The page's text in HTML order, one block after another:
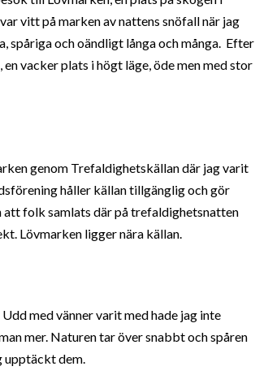
vitt på marken av nattens snöfall när jag
spåriga och oändligt långa och många. Efter
vacker plats i högt läge, öde men med stor
genom Trefaldighetskällan där jag varit
håller källan tillgänglig och gör
folk samlats där på trefaldighetsnatten
Lövmarken ligger nära källan.
med vänner varit med hade jag inte
mer. Naturen tar över snabbt och spåren
upptäckt dem.